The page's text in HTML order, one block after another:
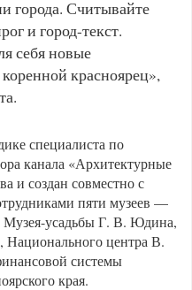
города. Считывайте
и город-текст.
себя новые
красноярец»,
специалиста по
канала «Архитектурные
и создан совместно с
пяти музеев —
Музея-усадьбы Г. В. Юдина,
Национального центра В.
системы
края.